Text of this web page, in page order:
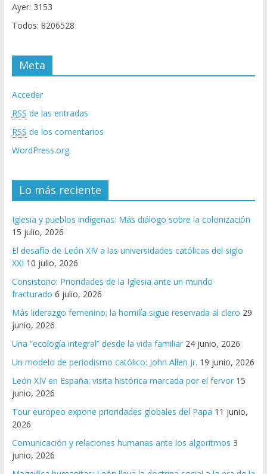
Ayer: 3153
Todos: 8206528
Meta
Acceder
RSS de las entradas
RSS de los comentarios
WordPress.org
Lo más reciente
Iglesia y pueblos indígenas: Más diálogo sobre la colonización
15 julio, 2026
El desafío de León XIV a las universidades católicas del siglo
XXI 10 julio, 2026
Consistorio: Prioridades de la Iglesia ante un mundo
fracturado 6 julio, 2026
Más liderazgo femenino; la homilía sigue reservada al clero 29
junio, 2026
Una “ecología integral” desde la vida familiar 24 junio, 2026
Un modelo de periodismo católico: John Allen Jr. 19 junio, 2026
León XIV en España: visita histórica marcada por el fervor 15
junio, 2026
Tour europeo expone prioridades globales del Papa 11 junio,
2026
Comunicación y relaciones humanas ante los algoritmos 3
junio, 2026